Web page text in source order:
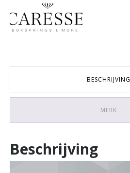
BESCHRIJVING
MERK
Beschrijving